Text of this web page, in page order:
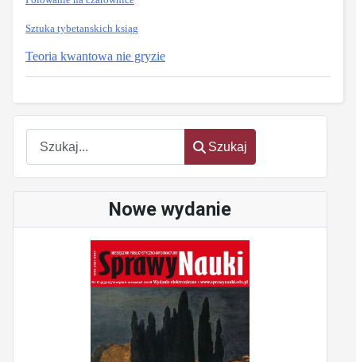
Szukaj
Szukaj
Nowe wydanie
Sztuka tybetanskich ksiąg
Teoria kwantowa nie gryzie